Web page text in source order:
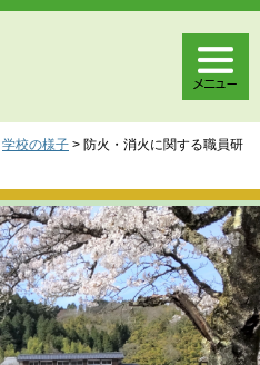
学校の様子 > 防火・消火に関する職員研